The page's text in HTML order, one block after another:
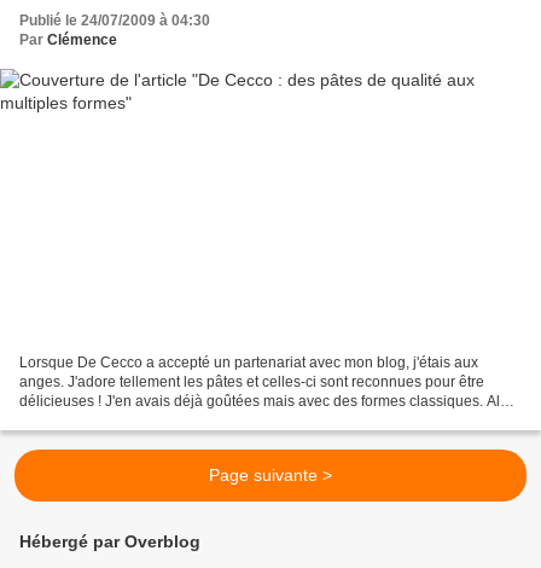
Publié le 24/07/2009 à 04:30
Par Clémence
Lorsque De Cecco a accepté un partenariat avec mon blog, j'étais aux
anges. J'adore tellement les pâtes et celles-ci sont reconnues pour être
délicieuses ! J'en avais déjà goûtées mais avec des formes classiques. Alors
Page suivante >
Hébergé par Overblog